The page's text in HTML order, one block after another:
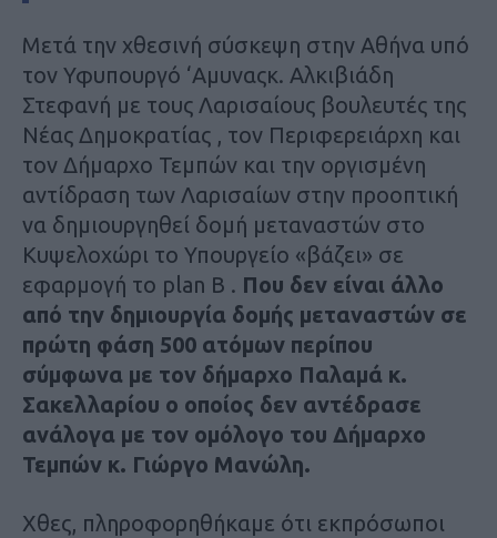
Μετά την χθεσινή σύσκεψη στην Αθήνα υπό
τον Υφυπουργό ‘Αμυναςκ. Αλκιβιάδη
Στεφανή με τους Λαρισαίους βουλευτές της
Νέας Δημοκρατίας , τον Περιφερειάρχη και
τον Δήμαρχο Τεμπών και την οργισμένη
αντίδραση των Λαρισαίων στην προοπτική
να δημιουργηθεί δομή μεταναστών στο
Κυψελοχώρι το Υπουργείο «βάζει» σε
εφαρμογή το plan B . Που δεν είναι άλλο
από την δημιουργία δομής μεταναστών σε
πρώτη φάση 500 ατόμων περίπου
σύμφωνα με τον δήμαρχο Παλαμά κ.
Σακελλαρίου ο οποίος δεν αντέδρασε
ανάλογα με τον ομόλογο του Δήμαρχο
Τεμπών κ. Γιώργο Μανώλη.
Χθες, πληροφορηθήκαμε ότι εκπρόσωποι